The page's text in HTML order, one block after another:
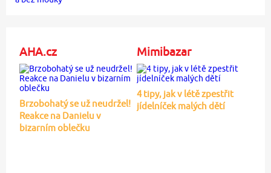
AHA.cz
Brzobohatý se už neudržel!
Reakce na Danielu v
bizarním oblečku
Mimibazar
4 tipy, jak v létě zpestřit
jídelníček malých dětí